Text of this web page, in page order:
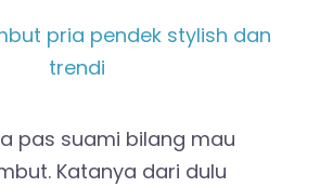
pas suami bilang mau
Katanya dari dulu